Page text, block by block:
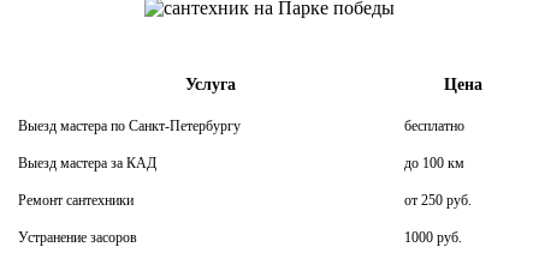
Услуга Цена
Выезд мастера по Санкт-Петербургу бесплатно
Выезд мастера за КАД до 100 км
Ремонт сантехники от 250 руб.
Устранение засоров 1000 руб.